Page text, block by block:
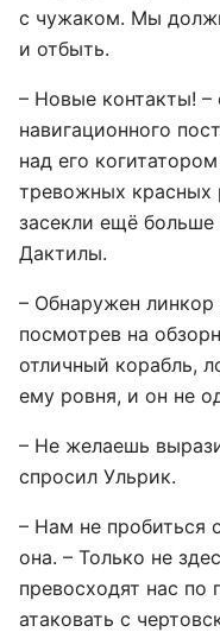
с чужаком. Мы
и отбыть.
– Новые контакты!
навигационного
над его
тревожных красных
засекли ещё
Дактилы.
– Обнаружен линкор
посмотрев на
отличный корабль,
ему ровня, и он не
– Не желаешь
спросил Ульрик.
– Нам не пробиться
она. – Только не
превосходят нас по
атаковать с